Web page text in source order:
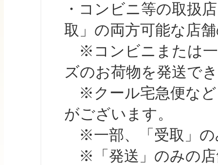
・コンビニ等の取扱
取」の両方可能な店
※コンビニまたは一
ズのお荷物を発送で
※クール宅急便など
がございます。
※一部、「受取」の
※「発送」のみの店